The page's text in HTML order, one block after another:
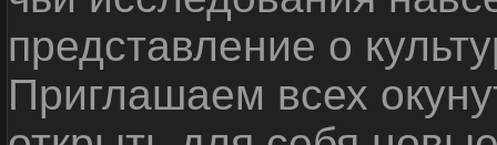
представление о
Приглашаем всех